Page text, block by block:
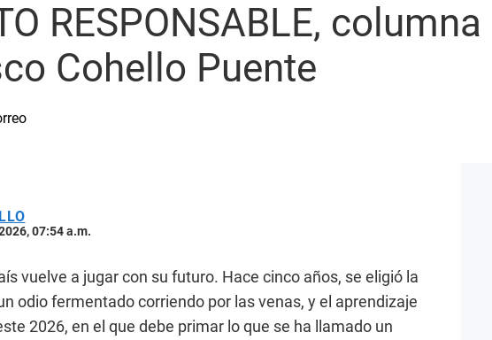
RESPONSABLE,
Cohello Puente
07:54 a.m.
vuelve a jugar con su futuro. Hace cinco años, se eligió la
odio fermentado corriendo por las venas, y el aprendizaje
2026, en el que debe primar lo que se ha llamado un